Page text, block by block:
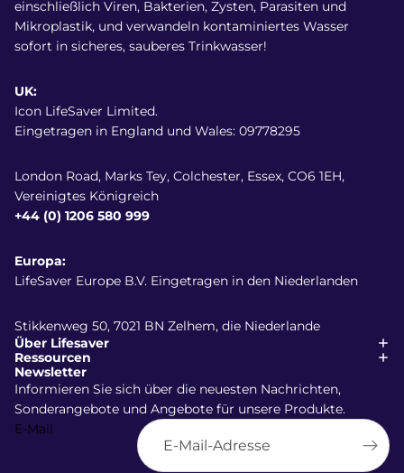
einschließlich Viren, Bakterien, Zysten, Parasiten und
Mikroplastik, und verwandeln kontaminiertes Wasser
sofort in sicheres, sauberes Trinkwasser!
UK:
Icon LifeSaver Limited.
Eingetragen in England und Wales: 09778295
London Road, Marks Tey, Colchester, Essex, CO6 1EH,
Vereinigtes Königreich
+44 (0) 1206 580 999
Europa:
LifeSaver Europe B.V. Eingetragen in den Niederlanden
Stikkenweg 50, 7021 BN Zelhem, die Niederlande
Über Lifesaver
Ressourcen
Newsletter
Informieren Sie sich über die neuesten Nachrichten,
Sonderangebote und Angebote für unsere Produkte.
E-Mail